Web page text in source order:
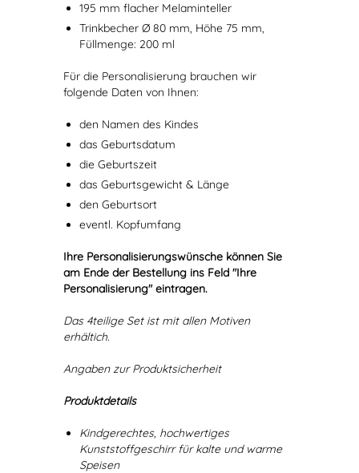
195 mm flacher Melaminteller
Trinkbecher Ø 80 mm, Höhe 75 mm,
Füllmenge: 200 ml
Für die Personalisierung brauchen wir
folgende Daten von Ihnen:
den Namen des Kindes
das Geburtsdatum
die Geburtszeit
das Geburtsgewicht & Länge
den Geburtsort
eventl. Kopfumfang
Ihre Personalisierungswünsche können Sie
am Ende der Bestellung ins Feld "Ihre
Personalisierung" eintragen.
Das 4teilige Set ist mit allen Motiven
erhältich.
Angaben zur Produktsicherheit
Produktdetails
Kindgerechtes, hochwertiges
Kunststoffgeschirr für kalte und warme
Speisen